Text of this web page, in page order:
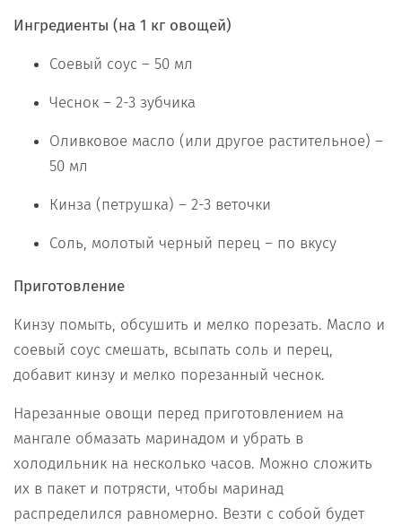
Ингредиенты (на 1 кг овощей)
Соевый соус – 50 мл
Чеснок – 2-3 зубчика
Оливковое масло (или другое растительное) –
50 мл
Кинза (петрушка) – 2-3 веточки
Соль, молотый черный перец – по вкусу
Приготовление
Кинзу помыть, обсушить и мелко порезать. Масло и
соевый соус смешать, всыпать соль и перец,
добавит кинзу и мелко порезанный чеснок.
Нарезанные овощи перед приготовлением на
мангале обмазать маринадом и убрать в
холодильник на несколько часов. Можно сложить
их в пакет и потрясти, чтобы маринад
распределился равномерно. Везти с собой будет